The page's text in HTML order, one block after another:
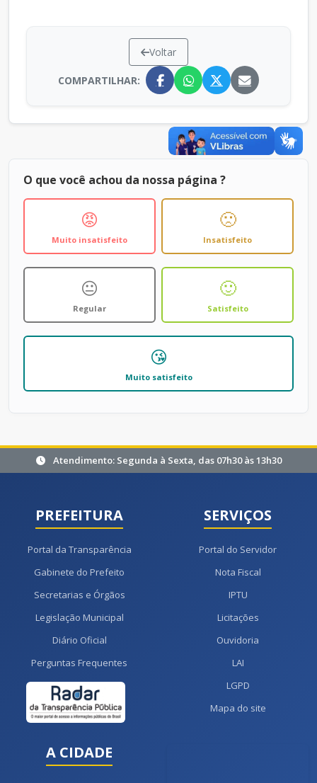
Voltar
COMPARTILHAR:
O que você achou da nossa página ?
😡
Muito insatisfeito
🙁
Insatisfeito
😐
Regular
🙂
Satisfeito
😘
Muito satisfeito
Atendimento: Segunda à Sexta, das 07h30 às 13h30
PREFEITURA
Portal da Transparência
Gabinete do Prefeito
Secretarias e Órgãos
Legislação Municipal
Diário Oficial
Perguntas Frequentes
SERVIÇOS
Portal do Servidor
Nota Fiscal
IPTU
Licitações
Ouvidoria
LAI
LGPD
Mapa do site
A CIDADE